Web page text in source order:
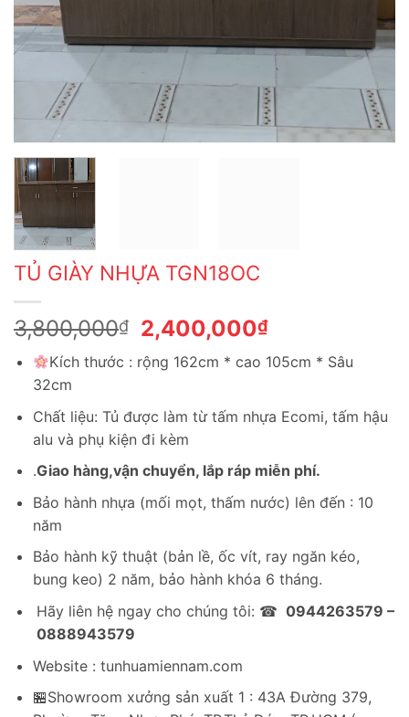
TỦ GIÀY NHỰA TGN18OC
3,800,000₫
Giá
gốc
là:
2,400,000₫Giá
hiện
tại
2,400,000₫.
Kích thước : rộng 162cm * cao 105cm * Sâu
32cm
Chất liệu: Tủ được làm từ tấm nhựa Ecomi, tấm hậu
alu và phụ kiện đi kèm
.Giao hàng,vận chuyển, lắp ráp miễn phí.
Bảo hành nhựa (mối mọt, thấm nước) lên đến : 10
năm
Bảo hành kỹ thuật (bản lề, ốc vít, ray ngăn kéo,
bung keo) 2 năm, bảo hành khóa 6 tháng.
Hãy liên hệ ngay cho chúng tôi: ☎ 0944263579 –
0888943579
Website : tunhuamiennam.com
🏪Showroom xưởng sản xuất 1 : 43A Đường 379,